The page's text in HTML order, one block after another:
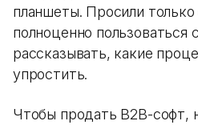
планшеты. Просили
полноценно пользоваться
рассказывать, какие
упростить.
Чтобы продать B2B-софт,